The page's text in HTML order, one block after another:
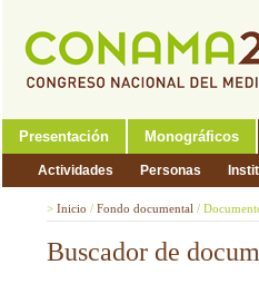
Presentación Monográficos
Actividades Personas
> Inicio / Fondo documental /
Buscador de